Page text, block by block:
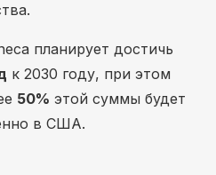
планирует достичь
к 2030 году, при этом
50% этой суммы будет
в США.